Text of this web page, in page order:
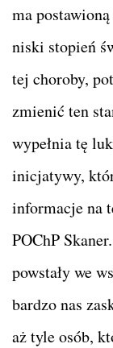
ma
niski stopień
tej choroby,
zmienić ten
wypełnia tę
inicjatywy,
informacje na
POChP
powstały we
bardzo nas
aż tyle osób,